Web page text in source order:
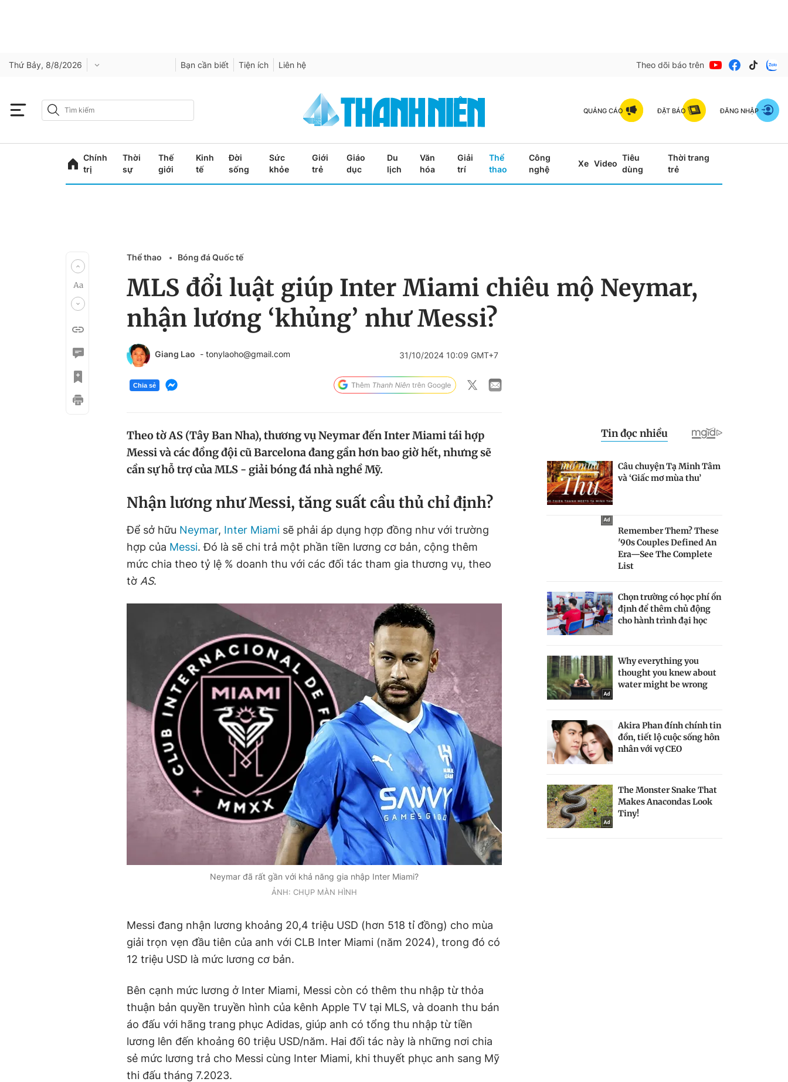
Thứ Bảy, 8/8/2026 Bạn cần biết Tiện ích Liên hệ Theo dõi báo trên
QUẢNG CÁO ĐẶT BÁO ĐĂNG NHẬP
Chính
trị
Thời
sự
Thế
giới
Kinh
tế
Đời
sống
Sức
khỏe
Giới
trẻ
Giáo
dục
Du
lịch
Văn
hóa
Giải
trí
Thể
thao
Công
nghệ
Xe Video
Tiêu
dùng
Thời trang
trẻ
Thể thao Bóng đá Quốc tế
MLS đổi luật giúp Inter Miami chiêu mộ Neymar,
nhận lương ‘khủng’ như Messi?
Giang Lao - tonylaoho@gmail.com 31/10/2024 10:09 GMT+7
Chia sẻ
Theo tờ AS (Tây Ban Nha), thương vụ Neymar đến Inter Miami tái hợp
Messi và các đồng đội cũ Barcelona đang gần hơn bao giờ hết, nhưng sẽ
cần sự hỗ trợ của MLS - giải bóng đá nhà nghề Mỹ.
Nhận lương như Messi, tăng suất cầu thủ chỉ định?
Để sở hữu Neymar, Inter Miami sẽ phải áp dụng hợp đồng như với trường
hợp của Messi. Đó là sẽ chi trả một phần tiền lương cơ bản, cộng thêm
mức chia theo tỷ lệ % doanh thu với các đối tác tham gia thương vụ, theo
tờ AS.
Neymar đã rất gần với khả năng gia nhập Inter Miami?
ẢNH: CHỤP MÀN HÌNH
Messi đang nhận lương khoảng 20,4 triệu USD (hơn 518 tỉ đồng) cho mùa
giải trọn vẹn đầu tiên của anh với CLB Inter Miami (năm 2024), trong đó có
12 triệu USD là mức lương cơ bản.
Bên cạnh mức lương ở Inter Miami, Messi còn có thêm thu nhập từ thỏa
thuận bản quyền truyền hình của kênh Apple TV tại MLS, và doanh thu bán
áo đấu với hãng trang phục Adidas, giúp anh có tổng thu nhập từ tiền
lương lên đến khoảng 60 triệu USD/năm. Hai đối tác này là những nơi chia
sẻ mức lương trả cho Messi cùng Inter Miami, khi thuyết phục anh sang Mỹ
thi đấu tháng 7.2023.